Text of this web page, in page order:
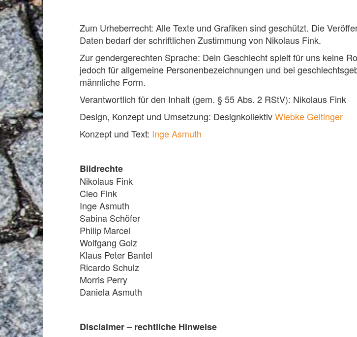
Zum Urheberrecht: Alle Texte und Grafiken sind geschützt. Die
Daten bedarf der schriftlichen Zustimmung von Nikolaus Fink.
Zur gendergerechten Sprache: Dein Geschlecht spielt für uns keine
jedoch für allgemeine Personenbezeichnungen und bei
männliche Form.
Verantwortlich für den Inhalt (gem. § 55 Abs. 2 RStV): Nikolaus Fink
Design, Konzept und Umsetzung: DesignkollektivWiebke Geltinger
Konzept und Text: Inge Asmuth
Bildrechte
Nikolaus Fink
Cleo Fink
Inge Asmuth
Sabina Schöfer
Philip Marcel
Wolfgang Golz
Klaus Peter Bantel
Ricardo Schulz
Morris Perry
Daniela Asmuth
Disclaimer – rechtliche Hinweise